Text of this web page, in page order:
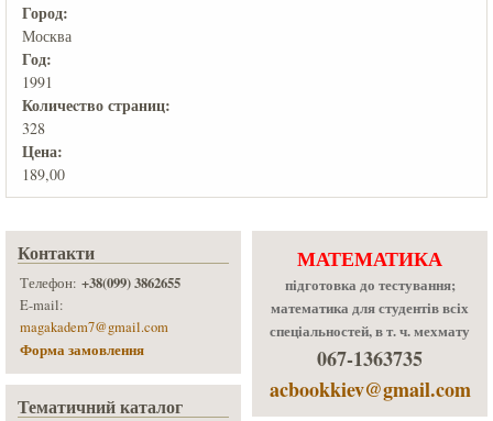
Город:
Москва
Год:
1991
Количеcтво страниц:
328
Цена:
189,00
Контакти
Телефон: +38(099) 3862655
E-mail:
magakadem7@gmail.com
Форма замовлення
Тематичний каталог
МАТЕМАТИКА
підготовка до тестування;
математика для студентів всіх
спеціальностей, в т. ч. мехмату
067-1363735
acbookkiev@gmail.com